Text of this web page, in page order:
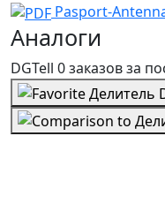
Pasport-
Аналоги
DGTell 0 заказовза